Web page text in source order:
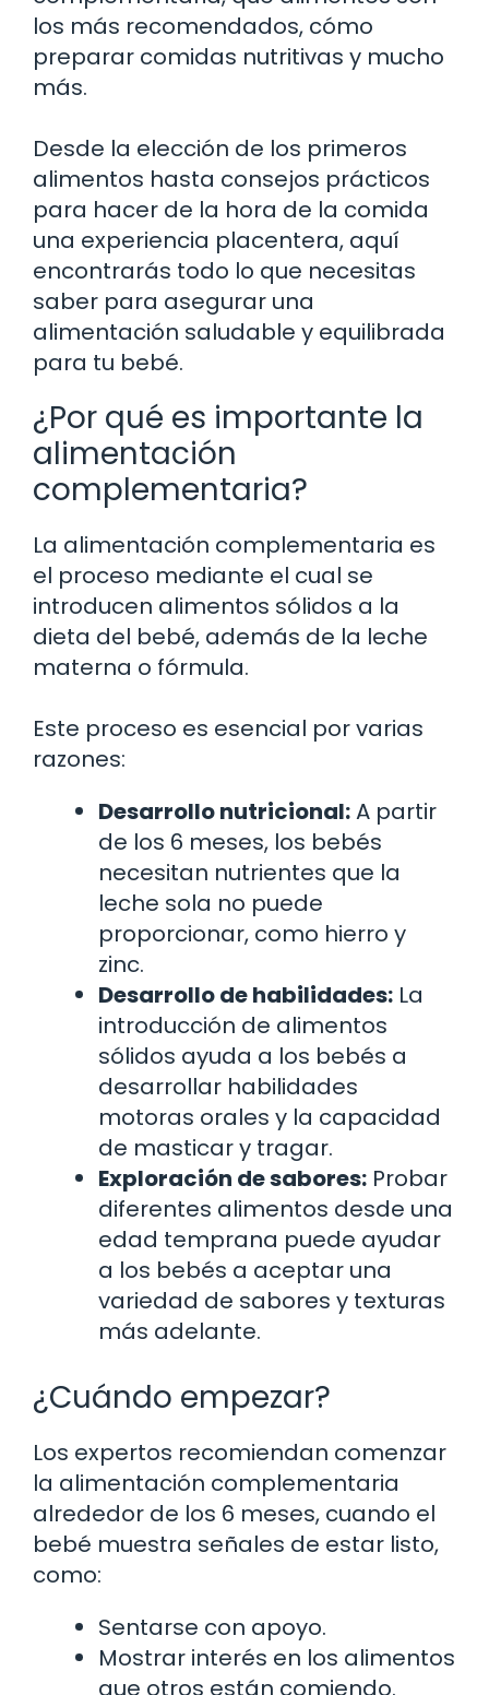
los más recomendados, cómo
preparar comidas nutritivas y mucho
más.
Desde la elección de los primeros
alimentos hasta consejos prácticos
para hacer de la hora de la comida
una experiencia placentera, aquí
encontrarás todo lo que necesitas
saber para asegurar una
alimentación saludable y equilibrada
para tu bebé.
¿Por qué es importante la
alimentación
complementaria?
La alimentación complementaria es
el proceso mediante el cual se
introducen alimentos sólidos a la
dieta del bebé, además de la leche
materna o fórmula.
Este proceso es esencial por varias
razones:
Desarrollo nutricional:A partir
de los 6 meses, los bebés
necesitan nutrientes que la
leche sola no puede
proporcionar, como hierro y
zinc.
Desarrollo de habilidades: La
introducción de alimentos
sólidos ayuda a los bebés a
desarrollar habilidades
motoras orales y la capacidad
de masticar y tragar.
Exploración de sabores: Probar
diferentes alimentos desde una
edad temprana puede ayudar
a los bebés a aceptar una
variedad de sabores y texturas
más adelante.
¿Cuándo empezar?
Los expertos recomiendan comenzar
la alimentación complementaria
alrededor de los 6 meses, cuando el
bebé muestra señales de estar listo,
como:
Sentarse con apoyo.
Mostrar interés en los alimentos
que otros están comiendo.